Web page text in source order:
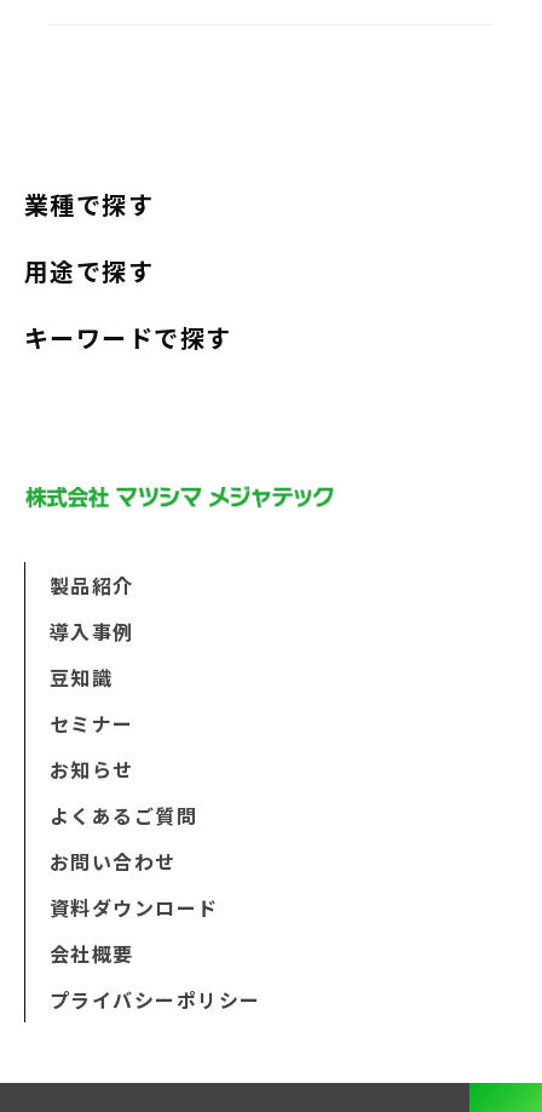
業種で探す
用途で探す
キーワードで探す
製品紹介
導入事例
豆知識
セミナー
お知らせ
よくあるご質問
お問い合わせ
資料ダウンロード
会社概要
プライバシーポリシー